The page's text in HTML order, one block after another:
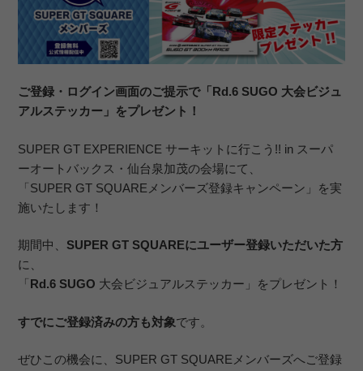
ご登録・ログイン画面のご提示で「Rd.6 SUGO 大会ビジュ
アルステッカー」をプレゼント！
SUPER GT EXPERIENCE サーキットに行こう!! in スーパ
ーオートバックス・仙台泉加茂の会場にて、
「SUPER GT SQUAREメンバーズ登録キャンペーン」を実
施いたします！
期間中、SUPER GT SQUAREにユーザー登録いただいた方
に、
「Rd.6 SUGO 大会ビジュアルステッカー」をプレゼント！
すでにご登録済みの方も対象です。
ぜひこの機会に、SUPER GT SQUAREメンバーズへご登録